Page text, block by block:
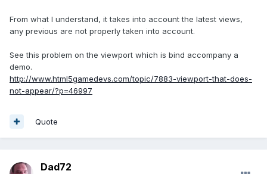
From what I understand, it takes into account the latest views,
any previous are not properly taken into account.
See this problem on the viewport which is bind accompany a
demo.
http://www.html5gamedevs.com/topic/7883-viewport-that-does-
not-appear/?p=46997
Quote
Dad72